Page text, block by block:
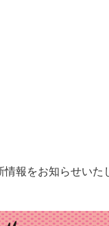
報をお知らせいた